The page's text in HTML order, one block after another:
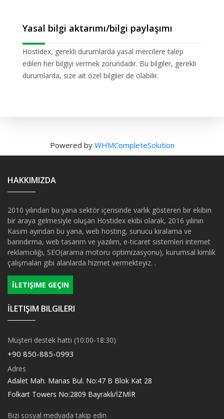
Yasal bilgi aktarımı/bilgi paylaşımı
Hostidex, gerekli durumlarda yasal mercilere talep
edilen her bilgiyi vermek zorundadır. Bu bilgiler, gerekli
durumlarda, size ait özel bilgiler de olabilir.
Powered by WHMCompleteSolution
HAKKIMIZDA
2010 yılından bu yana sektör içerisinde varlık gösteren bir ekibin
bir araya gelmesiyle oluşan Hostidex ekibi olarak, 2016 yılının
Kasım ayından bu yana, web hosting, sunucu kiralama ve
barındırma, web tasarım ve yazılım, e-ticaret sistemleri internet
reklamcılığı, SEO(arama motoru optimizasyonu), kurumsal kimlik
çalışmaları gibi alanlarda hizmet vermekteyiz. .
İLETIŞIME GEÇIN
İLETIŞIM BILGILERI
Müşteri destek hattı (10:00-18:30)
+90 850-885-0993
Adres
Adalet Mah. Manas Bul. No:47 B Blok Kat 28
Folkart Towers No:2809 Bayraklı/İZMİR
Bizi sosyal medyada takip edin